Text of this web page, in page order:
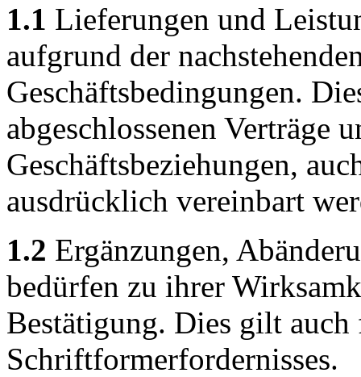
1.1 Lieferungen und
aufgrund der
Geschäftsbedingungen.
abgeschlossenen Verträge
Geschäftsbeziehungen,
ausdrücklich vereinbart
1.2 Ergänzungen,
bedürfen zu ihrer
Bestätigung. Dies gilt
Schriftformerfordernisses.